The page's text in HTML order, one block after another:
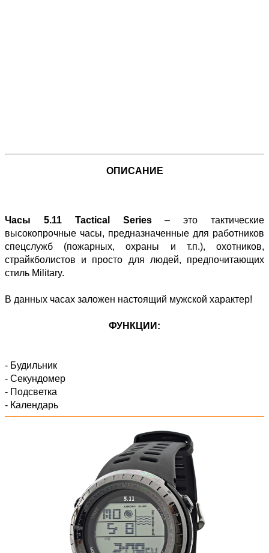
ОПИСАНИЕ
Часы 5.11 Tactical Series– это тактические
высокопрочные часы, предназначенные для работников
спецслужб (пожарных, охраны и т.п.), охотников,
страйкболистов и просто для людей, предпочитающих
стиль Military.
В данных часах заложен настоящий мужской характер!
ФУНКЦИИ:
- Будильник
- Секундомер
- Подсветка
- Календарь